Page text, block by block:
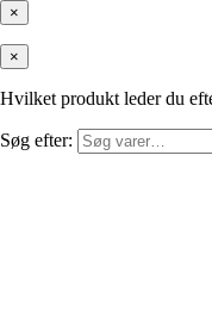
×
×
Hvilket produkt leder du
Søg efter: